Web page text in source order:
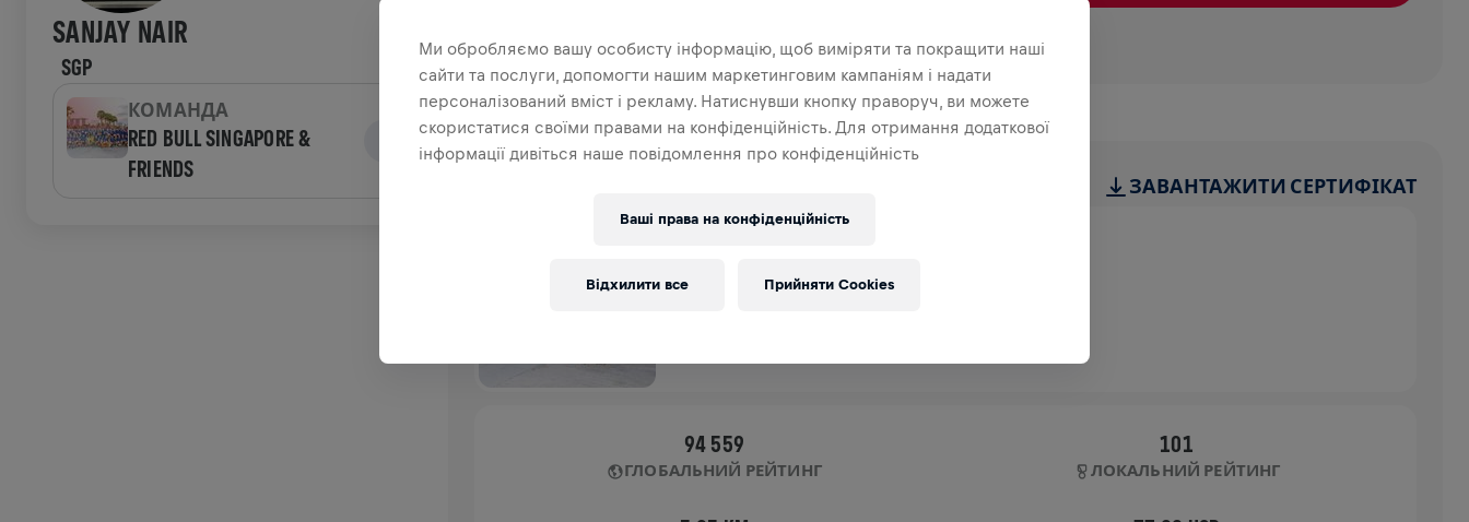
SANJAY NAIR
SGP
КОМАНДА
RED BULL SINGAPORE &
FRIENDS
на дослідження спинного мозку.
ІСТОРІЯ
ЗАВАНТАЖИТИ СЕРТИФІКАТ
94 559
ГЛОБАЛЬНИЙ РЕЙТИНГ
101
ЛОКАЛЬНИЙ РЕЙТИНГ
Ми обробляємо вашу особисту інформацію, щоб виміряти та покращити наші
сайти та послуги, допомогти нашим маркетинговим кампаніям і надати
персоналізований вміст і рекламу. Натиснувши кнопку праворуч, ви можете
скористатися своїми правами на конфіденційність. Для отримання додаткової
інформації дивіться наше повідомлення про конфіденційність
Ваші права на конфіденційність
Відхилити все Прийняти Cookies